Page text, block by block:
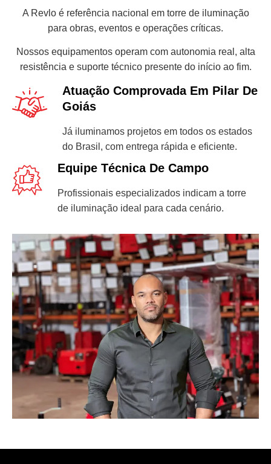
A Revlo é referência nacional em torre de iluminação
para obras, eventos e operações críticas.
Nossos equipamentos operam com autonomia real, alta
resistência e suporte técnico presente do início ao fim.
Atuação Comprovada Em Pilar De
Goiás
Já iluminamos projetos em todos os estados
do Brasil, com entrega rápida e eficiente.
Equipe Técnica De Campo
Profissionais especializados indicam a torre
de iluminação ideal para cada cenário.